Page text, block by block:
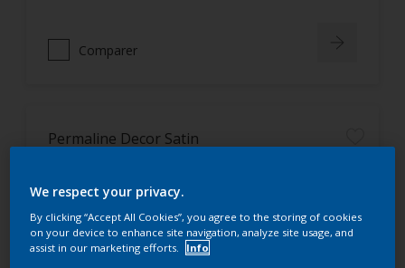
Comparer
Permaline Decor Satin
élevé
Système 3 en 1 : Impression,
couche intermédiaire et finition
Excellente tenue des teintes
We respect your privacy.
By clicking “Accept All Cookies”, you agree to the storing of cookies
on your device to enhance site navigation, analyze site usage, and
assist in our marketing efforts.
Info